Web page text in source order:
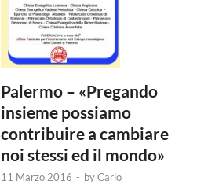
Palermo – «Pregando
insieme possiamo
contribuire a cambiare
noi stessi ed il mondo»
11 Marzo 2016 - byCarlo